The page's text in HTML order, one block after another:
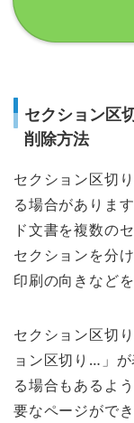
セクション区
削除方法
セクション区切
る場合がありま
ド文書を複数の
セクションを分
印刷の向きなど
セクション区切
ョン区切り…」
る場合もあるよ
要なページがで